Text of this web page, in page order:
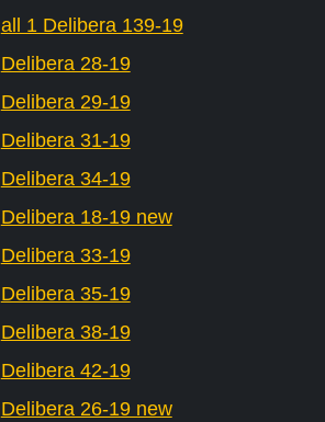
all 1 Delibera 139-19
Delibera 28-19
Delibera 29-19
Delibera 31-19
Delibera 34-19
Delibera 18-19 new
Delibera 33-19
Delibera 35-19
Delibera 38-19
Delibera 42-19
Delibera 26-19 new